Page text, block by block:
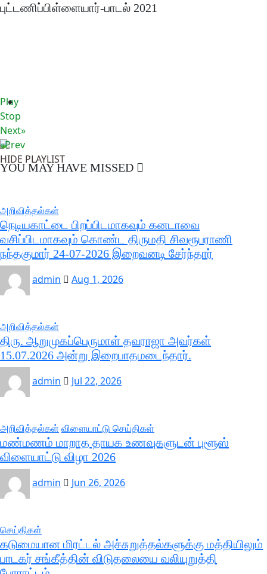
புட்டணிப்பிள்ளையார்-பாடல் 2021
Play
Stop
Next»
«Prev
HIDE PLAYLIST
YOU MAY HAVE MISSED
அறிவித்தல்கள்
நெடியகாட்டை பிறப்பிடமாகவும் கனடாவை
வசிப்பிடமாகவும் கொண்ட திருமதி சிவரூபராணி
நந்தகுமார் 24-07-2026 இறைவனடி சேர்ந்தார்
admin
Aug 1, 2026
அறிவித்தல்கள்
திரு. ஆறுமுகப்பெருமாள் தவராஜா அவர்கள்
15.07.2026 அன்று இறைபாதமடைந்தார்.
admin
Jul 22, 2026
அறிவித்தல்கள் விளையாட்டு செய்திகள்
மண்மணம் மாறாத தாயக உணவுகளுடன் புளூஸ்
விளையாட்டு விழா 2026
admin
Jun 26, 2026
செய்திகள்
கடுமையான மிரட்டல் அச்சுறுத்தல்களுக்கு மத்தியிலும்
பாடகர் சங்கீத்தின் விடுதலையை வலியுறுத்தி